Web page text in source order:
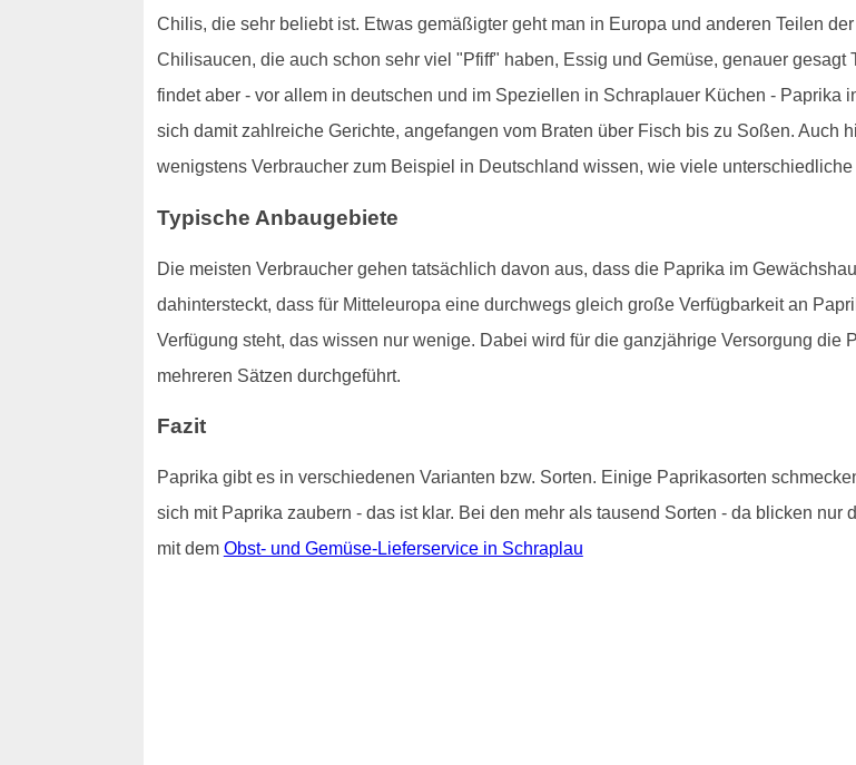
Chilis, die sehr beliebt ist. Etwas gemäßigter geht man in Europa und anderen Teilen
Chilisaucen, die auch schon sehr viel "Pfiff" haben, Essig und Gemüse, genauer
findet aber - vor allem in deutschen und im Speziellen in Schraplauer Küchen - Paprika
sich damit zahlreiche Gerichte, angefangen vom Braten über Fisch bis zu Soßen. Auch
wenigstens Verbraucher zum Beispiel in Deutschland wissen, wie viele
Typische Anbaugebiete
Die meisten Verbraucher gehen tatsächlich davon aus, dass die Paprika im
dahintersteckt, dass für Mitteleuropa eine durchwegs gleich große Verfügbarkeit an
Verfügung steht, das wissen nur wenige. Dabei wird für die ganzjährige Versorgung
mehreren Sätzen durchgeführt.
Fazit
Paprika gibt es in verschiedenen Varianten bzw. Sorten. Einige Paprikasorten
sich mit Paprika zaubern - das ist klar. Bei den mehr als tausend Sorten - da blicken
mit dem Obst- und Gemüse-Lieferservice in Schraplau